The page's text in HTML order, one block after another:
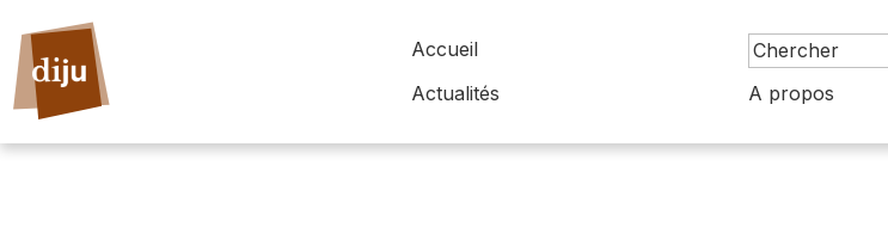
Accueil
Actualités
A propos